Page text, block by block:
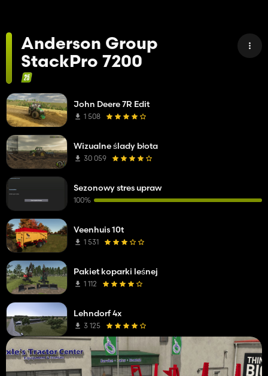
Anderson Group
StackPro 7200
John Deere 7R Edit
1 508
Wizualne ślady błota
30 059
Sezonowy stres upraw
100%
Veenhuis 10t
1 531
Pakiet koparki leśnej
1 112
Lehndorf 4x
3 125